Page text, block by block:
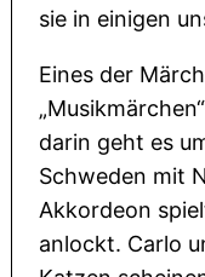
sie in einigen
Eines der
darin geht es
Schweden mit
Akkordeon
anlockt. Carlo